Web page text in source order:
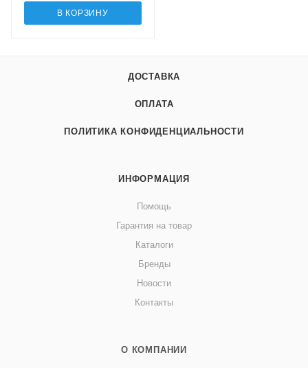
В КОРЗИНУ
ДОСТАВКА
ОПЛАТА
ПОЛИТИКА КОНФИДЕНЦИАЛЬНОСТИ
ИНФОРМАЦИЯ
Помощь
Гарантия на товар
Каталоги
Бренды
Новости
Контакты
О КОМПАНИИ